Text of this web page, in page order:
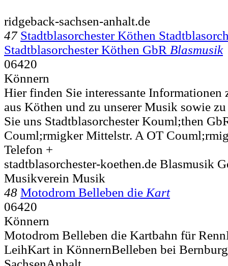
ridgeback-sachsen-anhalt.de
47 Stadtblasorchester Köthen
Stadtblasorchester Köthen GbR Blasmusik
06420
Könnern
Hier finden Sie interessante Informationen
aus Köthen und zu unserer Musik sowie
Sie uns Stadtblasorchester Kouml;then
Couml;rmigker Mittelstr. A OT
Telefon +
stadtblasorchester-koethen.de Blasmusik
Musikverein Musik
48 Motodrom Belleben die Kart
06420
Könnern
Motodrom Belleben die Kartbahn für
LeihKart in KönnernBelleben bei